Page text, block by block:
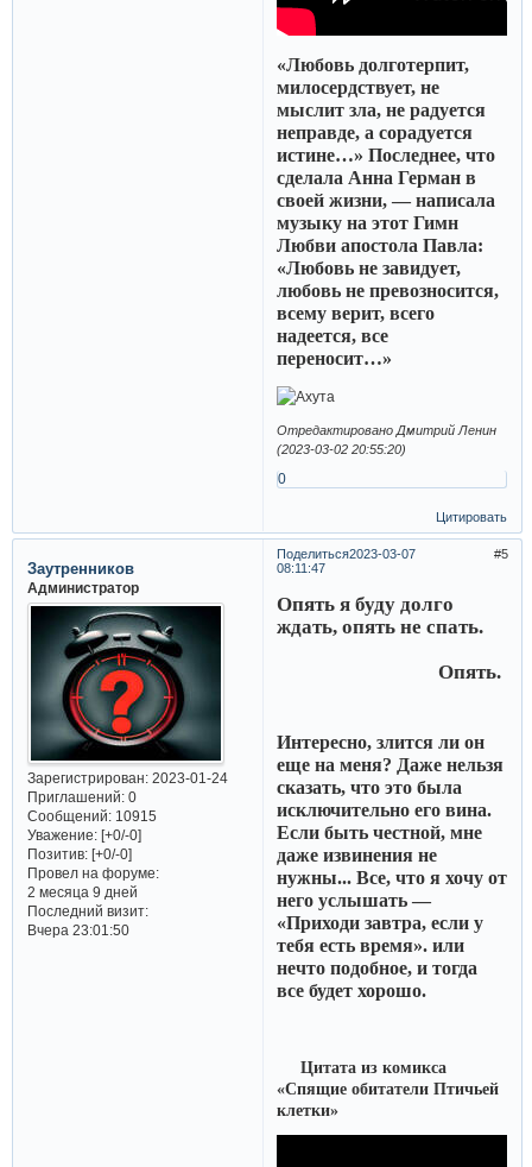
«Любовь долготерпит,
милосердствует, не
мыслит зла, не радуется
неправде, а сорадуется
истине…» Последнее, что
сделала Анна Герман в
своей жизни, — написала
музыку на этот Гимн
Любви апостола Павла:
«Любовь не завидует,
любовь не превозносится,
всему верит, всего
надеется, все
переносит…»
Отредактировано Дмитрий Ленин
(2023-03-02 20:55:20)
0
Цитировать
Поделиться 5
2023-03-07
08:11:47
Заутренников
Администратор
Зарегистрирован: 2023-01-24
Приглашений:0
Сообщений:10915
Уважение: [+0/-0]
Позитив: [+0/-0]
Провел на форуме:
2 месяца 9 дней
Последний визит:
Вчера 23:01:50
Опять я буду долго
ждать, опять не спать.
Опять.
Интересно, злится ли он
еще на меня? Даже нельзя
сказать, что это была
исключительно его вина.
Если быть честной, мне
даже извинения не
нужны... Все, что я хочу от
него услышать —
«Приходи завтра, если у
тебя есть время». или
нечто подобное, и тогда
все будет хорошо.
Цитата из комикса
«Спящие обитатели Птичьей
клетки»